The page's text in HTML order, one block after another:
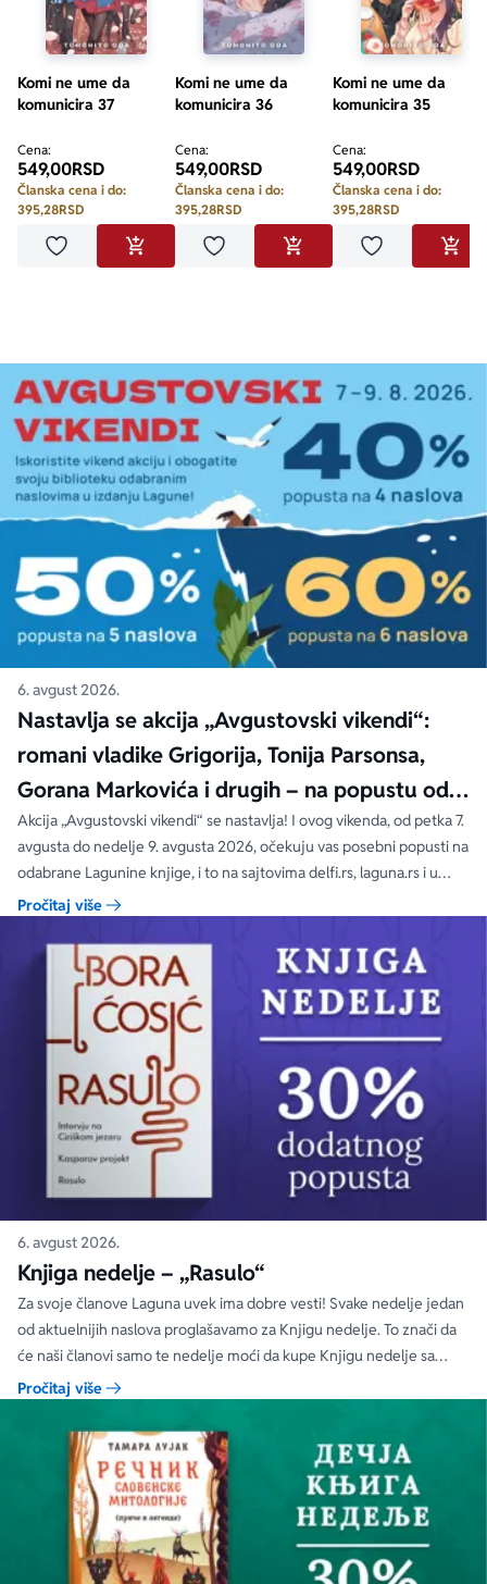
Komi ne ume da
komunicira 37
Cena:
549,00RSD
Članska cena i do:
395,28RSD
Dodaj u omiljeneDODAJ U KORPU
Komi ne ume da
komunicira 36
Cena:
549,00RSD
Članska cena i do:
395,28RSD
Dodaj u omiljeneDODAJ U KORPU
Komi ne ume da
komunicira 35
Cena:
549,00RSD
Članska cena i do:
395,28RSD
Dodaj u
6. avgust 2026.
Nastavlja se akcija „Avgustovski vikendi“:
romani vladike Grigorija, Tonija Parsonsa,
Gorana Markovića i drugih – na popustu od
čak 40, 50 i 60%
Akcija „Avgustovski vikendi“ se nastavlja! I ovog vikenda, od petka 7.
avgusta do nedelje 9. avgusta 2026, očekuju vas posebni popusti na
odabrane Lagunine knjige, i to na sajtovima delfi.rs, laguna.rs i u
svim Delfi knjižarama.
Pročitaj više
6. avgust 2026.
Knjiga nedelje – „Rasulo“
Za svoje članove Laguna uvek ima dobre vesti! Svake nedelje jedan
od aktuelnijih naslova proglašavamo za Knjigu nedelje. To znači da
će naši članovi samo te nedelje moći da kupe Knjigu nedelje sa
specijalnim DODATNIM popustom od 30%.
Pročitaj više